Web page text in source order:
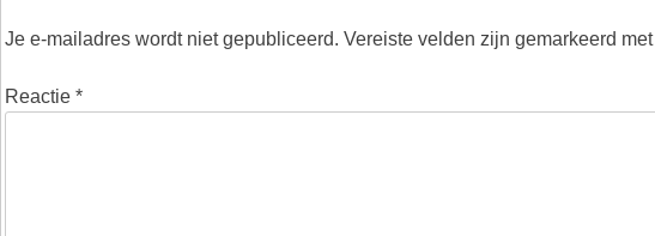
Je e-mailadres wordt niet gepubliceerd. Vereiste velden zijn gemarkeerd met
Reactie *